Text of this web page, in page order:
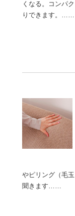
くなる。コンパ
りできます。……
やピリング（毛
聞きます……